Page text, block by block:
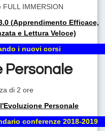
AL TUO FIANCO
DI POTER RAGGIUNGERE
VITA.
IMMERSION
(Apprendimento Efficace,
e Lettura Veloce)
i nuovi corsi
Personale
di 2 ore
Personale
conferenze 2018-2019